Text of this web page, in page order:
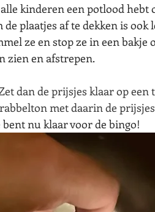
kinderen een potlood hebt
plaatjes af te dekken is ook
ze en stop ze in een bakje
zien en afstrepen.
dan de prijsjes klaar op
met daarin de
bent nu klaar voor de bingo!